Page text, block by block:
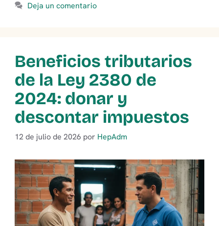
Deja un comentario
Beneficios tributarios
de la Ley 2380 de
2024: donar y
descontar impuestos
12 de julio de 2026 por HepAdm